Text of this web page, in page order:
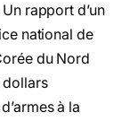
rapport d’un
national de
du Nord
dollars
à la